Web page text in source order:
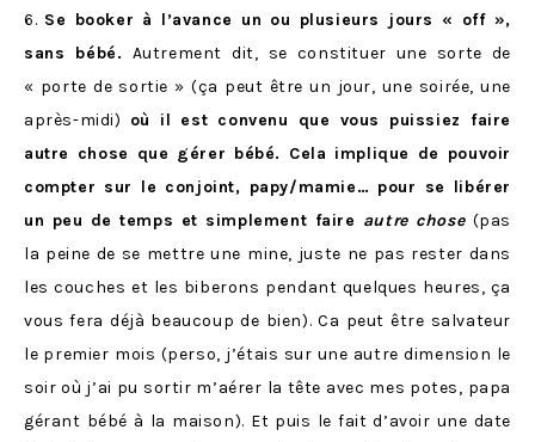
6. Se booker à l’avance un ou plusieurs jours « off »,
sans bébé. Autrement dit, se constituer une sorte de
« porte de sortie » (ça peut être un jour, une soirée, une
après-midi) où il est convenu que vous puissiez faire
autre chose que gérer bébé. Cela implique de pouvoir
compter sur le conjoint, papy/mamie… pour se libérer
un peu de temps et simplement faire autre chose (pas
la peine de se mettre une mine, juste ne pas rester dans
les couches et les biberons pendant quelques heures, ça
vous fera déjà beaucoup de bien). Ca peut être salvateur
le premier mois (perso, j’étais sur une autre dimension le
soir où j’ai pu sortir m’aérer la tête avec mes potes, papa
gérant bébé à la maison). Et puis le fait d’avoir une date